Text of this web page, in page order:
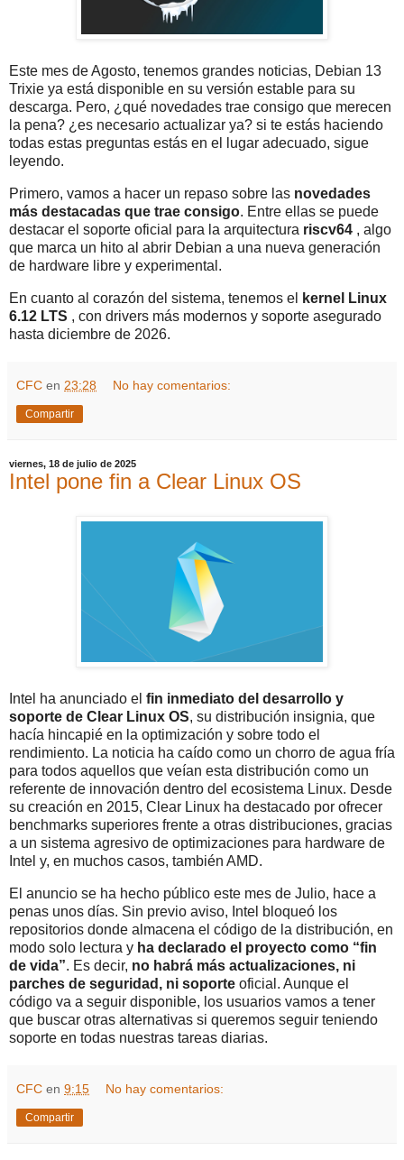
Este mes de Agosto, tenemos grandes noticias, Debian 13
Trixie ya está disponible en su versión estable para su
descarga. Pero, ¿qué novedades trae consigo que merecen
la pena? ¿es necesario actualizar ya? si te estás haciendo
todas estas preguntas estás en el lugar adecuado, sigue
leyendo.
Primero, vamos a hacer un repaso sobre las novedades
más destacadas que trae consigo. Entre ellas se puede
destacar el soporte oficial para la arquitectura riscv64 , algo
que marca un hito al abrir Debian a una nueva generación
de hardware libre y experimental.
En cuanto al corazón del sistema, tenemos el
kernel Linux
6.12 LTS , con drivers más modernos y soporte asegurado
hasta diciembre de 2026.
CFC en 23:28 No hay comentarios:
Compartir
viernes, 18 de julio de 2025
Intel pone fin a Clear Linux OS
Intel ha anunciado el fin inmediato del desarrollo y
soporte de Clear Linux OS, su distribución insignia, que
hacía hincapié en la optimización y sobre todo el
rendimiento. La noticia ha caído como un chorro de agua fría
para todos aquellos que veían esta distribución como un
referente de innovación dentro del ecosistema Linux. Desde
su creación en 2015, Clear Linux ha destacado por ofrecer
benchmarks superiores frente a otras distribuciones, gracias
a un sistema agresivo de optimizaciones para hardware de
Intel y, en muchos casos, también AMD.
El anuncio se ha hecho público este mes de Julio, hace a
penas unos días. Sin previo aviso, Intel bloqueó los
repositorios donde almacena el código de la distribución, en
modo solo lectura y ha declarado el proyecto como “fin
de vida”. Es decir, no habrá más actualizaciones, ni
parches de seguridad, ni soporte oficial. Aunque el
código va a seguir disponible, los usuarios vamos a tener
que buscar otras alternativas si queremos seguir teniendo
soporte en todas nuestras tareas diarias.
CFC en 9:15 No hay comentarios:
Compartir